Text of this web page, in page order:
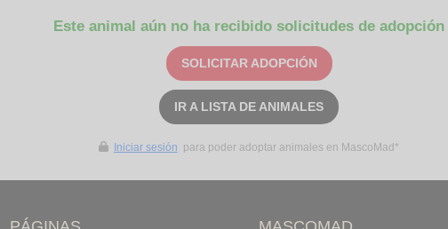
Este animal aún no ha recibido solicitudes de adopción
SOLICITAR ADOPCIÓN
IR A LISTA DE ANIMALES
Iniciar sesión para poder adoptar animales en MascoMad*